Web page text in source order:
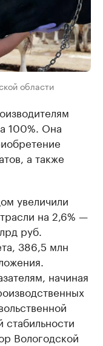
области
100%. Она
а также
увеличили
на 2,6% —
руб.
386,5 млн
начиная
Вологодской